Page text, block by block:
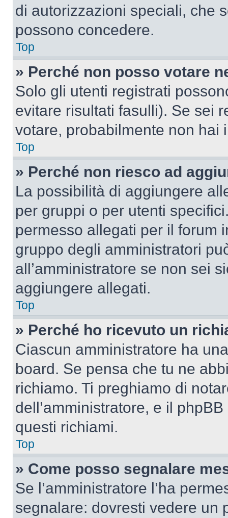
di autorizzazioni speciali, che
possono concedere.
Top
» Perché non posso votare
Solo gli utenti registrati
evitare risultati fasulli). Se sei
votare, probabilmente non hai
Top
» Perché non riesco ad
La possibilità di aggiungere
per gruppi o per utenti
permesso allegati per il forum
gruppo degli amministratori
all’amministratore se non sei
aggiungere allegati.
Top
» Perché ho ricevuto un
Ciascun amministratore ha
board. Se pensa che tu ne
richiamo. Ti preghiamo di
dell’amministratore, e il
questi richiami.
Top
» Come posso segnalare
Se l’amministratore l’ha
segnalare: dovresti vedere un